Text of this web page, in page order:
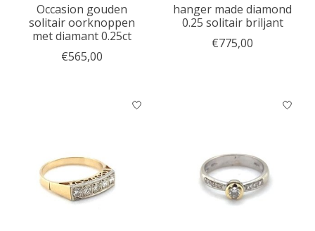
Occasion gouden
solitair oorknoppen
met diamant 0.25ct
€565,00
hanger made diamond
0.25 solitair briljant
€775,00